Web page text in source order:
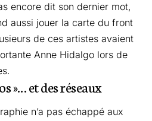
encore dit son dernier mot,
aussi jouer la carte du front
de ces artistes avaient
Anne Hidalgo lors de
»… et des réseaux
n’a pas échappé aux